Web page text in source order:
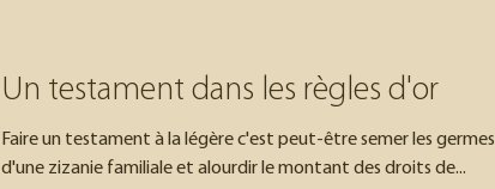
Un testament dans les règles d'or
Faire un testament à la légère c'est peut-être semer les germes
d'une zizanie familiale et alourdir le montant des droits de...